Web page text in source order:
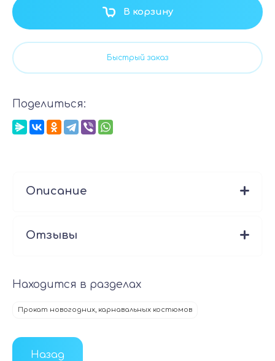
В корзину
Быстрый заказ
Поделиться:
Описание
Отзывы
Находится в разделах
Прокат новогодних, карнавальных костюмов
Назад